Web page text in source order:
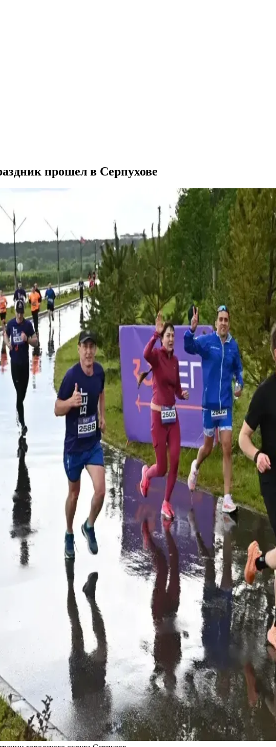
прошел в Серпухове